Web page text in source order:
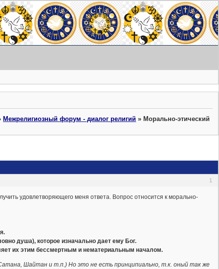
Межрелигиозный форум - диалог религий »Морально-этический
1
удовлетворяющего меня ответа. Вопрос относится к морально-
душа), которое изначально дает ему Бог.
их этим бессмертным и нематериальным началом.
Шайтан и т.п.) Но это не есть принципиально, т.к. оный так же